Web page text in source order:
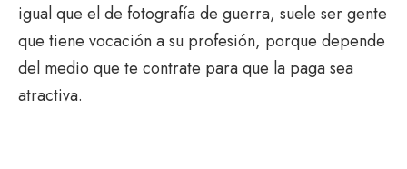
igual que el de fotografía de guerra, suele ser gente
que tiene vocación a su profesión, porque depende
del medio que te contrate para que la paga sea
atractiva.